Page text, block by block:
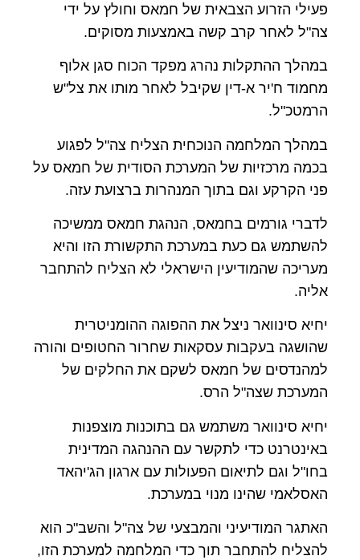
פעילי הזרוע הצבאית של חמאס וחולץ על ידי
צה"ל לאחר קרב קשה באמצעות מסוקים.
במהלך ההתקלות נהרג מפקד הכוח סגן אלוף
מחמוד ח'יר א-דין שקיבל לאחר מותו את צל"ש
הרמטכ"ל.
במהלך המלחמה הנוכחית הצליח צה"ל לפגוע
בכמה מרכזיות של המערכת הסודית של חמאס על
פני הקרקע וגם בתוך המנהרות ברצועת עזה.
לדברי גורמים בחמאס, הנהגת חמאס ממשיכה
להשתמש גם כעת במערכת התקשורת הזו והיא
מעריכה שהמודיעין הישראלי לא הצליח להתחבר
אליה.
יחיא סינוואר ניצל את ההפוגה ההומניטרית
שהושגה בעקבות עסקאות שחרור החטופים והורה
למהנדסים של חמאס לשקם את החלקים של
המערכת שצה"ל הרס.
יחיא סינוואר משתמש גם בתוכנות מוצפנות
באינטרנט כדי לתקשר עם ההנהגה המדינית
בחו"ל וגם לתיאום הפעולות עם ארגון הג'יהאד
האסלאמי שהינו מנוי במערכת.
האתגר המודיעיני והמבצעי של צה"ל והשב"כ הוא
להצליח להתחבר תוך כדי המלחמה למערכת הזו,